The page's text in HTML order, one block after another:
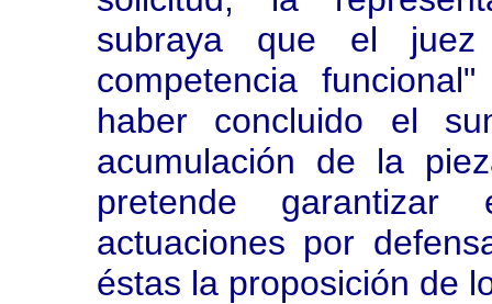
subraya que el
competencia
haber concluido el
acumulación de la
pretende
actuaciones por
éstas la proposición de